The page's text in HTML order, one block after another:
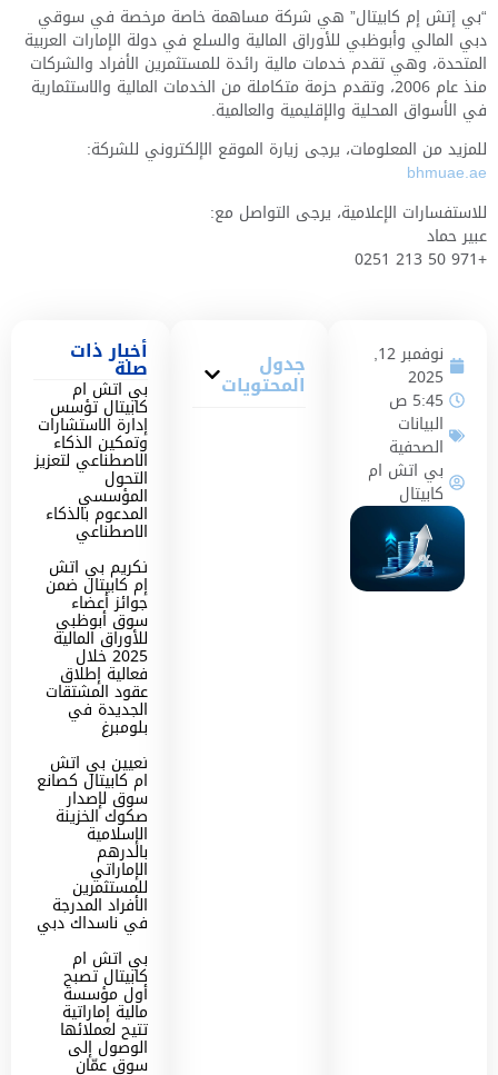
نوفمبر 12,
2025
5:45 ص
البيانات
الصحفية
بي اتش ام
كابيتال
جدول
المحتويات
أخبار ذات
صلة
بي اتش ام
كابيتال تؤسس
إدارة الاستشارات
وتمكين الذكاء
الاصطناعي لتعزيز
التحول
المؤسسي
المدعوم بالذكاء
الاصطناعي
تكريم بي اتش
إم كابيتال ضمن
جوائز أعضاء
سوق أبوظبي
للأوراق المالية
2025 خلال
فعالية إطلاق
عقود المشتقات
الجديدة في
بلومبرغ
تعيين بي اتش
ام كابيتال كصانع
سوق لإصدار
صكوك الخزينة
الإسلامية
بالدرهم
الإماراتي
للمستثمرين
الأفراد المدرجة
في ناسداك دبي
بي اتش ام
كابيتال تصبح
أول مؤسسة
مالية إماراتية
تتيح لعملائها
الوصول إلى
سوق عمّان
“بي إتش إم كابيتال” هي شركة مساهمة خاصة مرخصة في سوقي
دبي المالي وأبوظبي للأوراق المالية والسلع في دولة الإمارات العربية
المتحدة، وهي تقدم خدمات مالية رائدة للمستثمرين الأفراد والشركات
منذ عام 2006، وتقدم حزمة متكاملة من الخدمات المالية والاستثمارية
في الأسواق المحلية والإقليمية والعالمية.
للمزيد من المعلومات، يرجى زيارة الموقع الإلكتروني للشركة:
bhmuae.ae
للاستفسارات الإعلامية، يرجى التواصل مع:
عبير حماد
+971 50 213 0251